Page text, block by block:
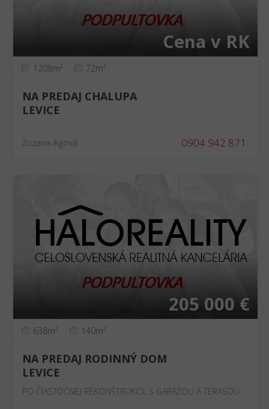
Cena v RK
1208m² 72m²
NA PREDAJ CHALUPA
LEVICE
Zuzana Agová 0904 942 871
205 000 €
638m² 140m²
NA PREDAJ RODINNÝ DOM
LEVICE
PO ČIASTOČNEJ REKONŠTRUKCII, S GARÁŽOU A TERASOU